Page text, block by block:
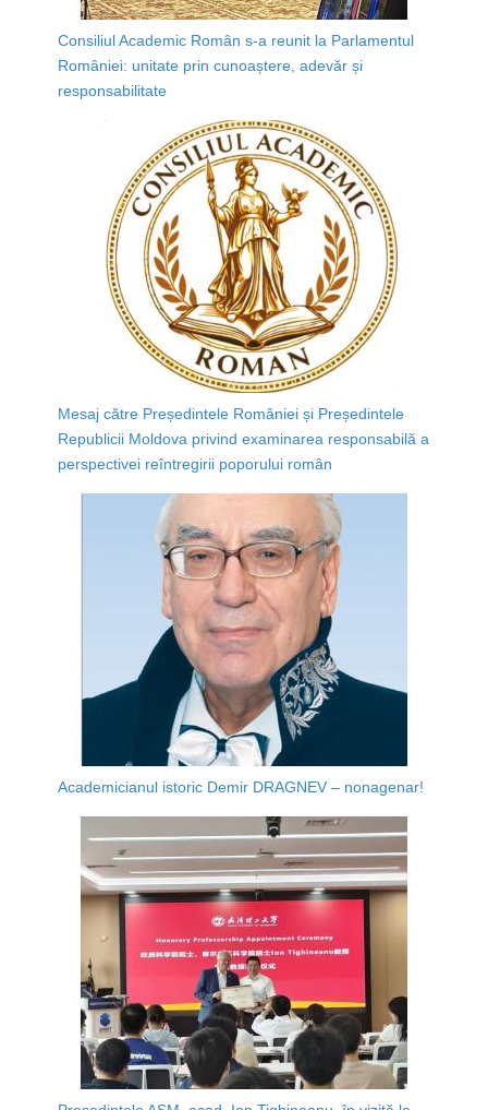
Consiliul Academic Român s-a reunit la Parlamentul
României: unitate prin cunoaștere, adevăr și
responsabilitate
Mesaj către Președintele României și Președintele
Republicii Moldova privind examinarea responsabilă a
perspectivei reîntregirii poporului român
Academicianul istoric Demir DRAGNEV – nonagenar!